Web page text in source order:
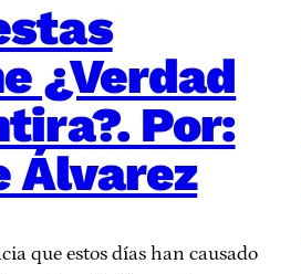
¿Verdad
Por:
Álvarez
que estos días han causado